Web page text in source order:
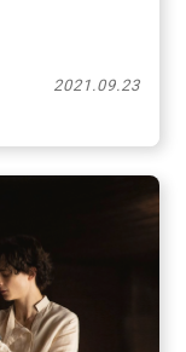
2021.09.23